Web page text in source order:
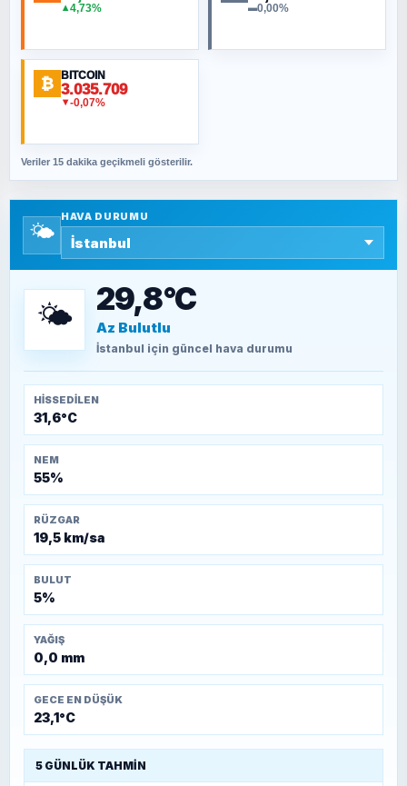
ORHAN KILIÇOĞLU
Fahişeye beyinli bir müstevli alçağına
SAVAŞ ŞAHİN
SEYFULLAH ÇİÇEK
TEOMAN ALPASLAN
Kütahya-Eskişehir Muharebeleri (10-24
▲4,73% ▬0,00%
₿ BITCOIN
3.035.709
▼-0,07%
Veriler 15 dakika geçikmeli gösterilir.
🌤️
HAVA DURUMU
🌤️ 29,8°C
Az Bulutlu
İstanbul için güncel hava durumu
HISSEDILEN
31,6°C
NEM
55%
RÜZGAR
19,5 km/sa
BULUT
5%
YAĞIŞ
0,0 mm
GECE EN DÜŞÜK
23,1°C
5 GÜNLÜK TAHMIN